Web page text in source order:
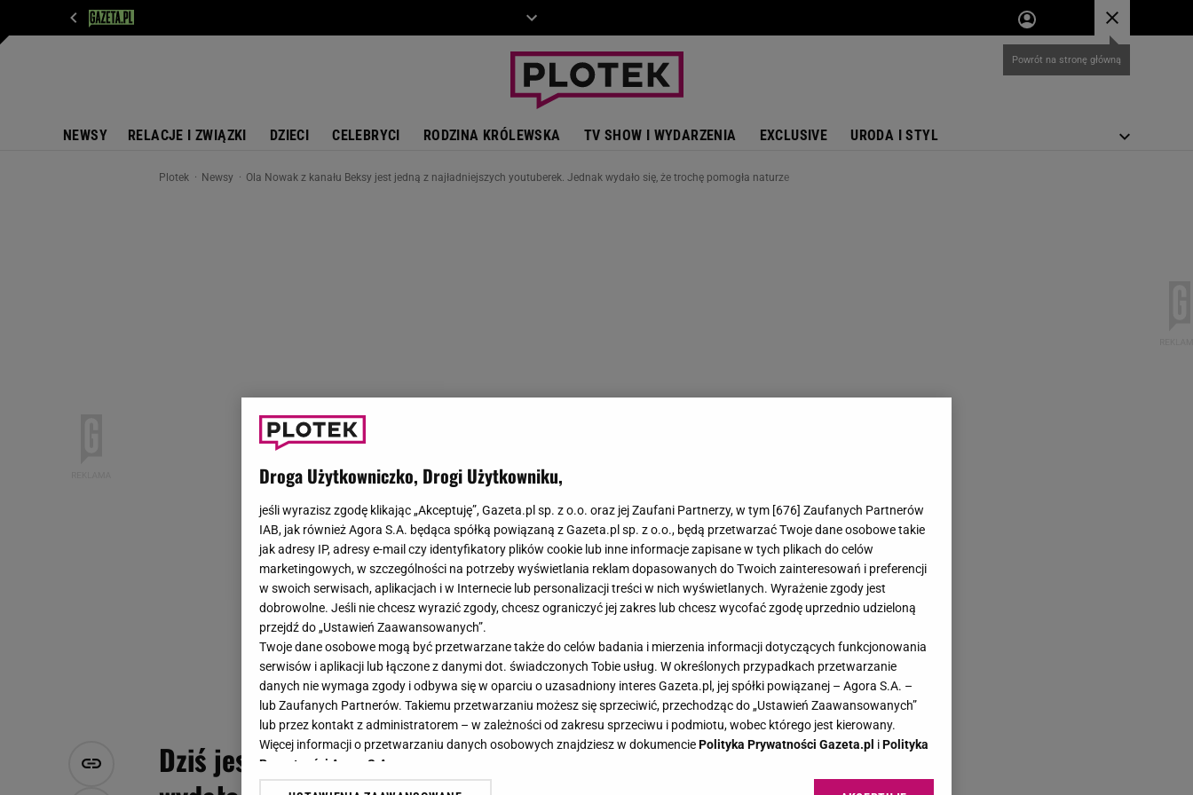
NEWSY RELACJE I ZWIĄZKI DZIECI CELEBRYCI RODZINA KRÓLEWSKA TV SHOW I WYDARZENIA EXCLUSIVE URODA I STYL
Plotek Newsy Ola Nowak z kanału Beksy jest jedną z najładniejszych youtuberek. Jednak wydało się, że trochę pomogła naturze
Dziś jest jedną z najładniejszych youtuberek. Jednak
Droga Użytkowniczko, Drogi Użytkowniku,
jeśli wyrazisz zgodę klikając „Akceptuję”, Gazeta.pl sp. z o.o. oraz jej Zaufani Partnerzy, w tym [676] Zaufanych Partnerów
IAB, jak również Agora S.A. będąca spółką powiązaną z Gazeta.pl sp. z o.o., będą przetwarzać Twoje dane osobowe takie
jak adresy IP, adresy e-mail czy identyfikatory plików cookie lub inne informacje zapisane w tych plikach do celów
marketingowych, w szczególności na potrzeby wyświetlania reklam dopasowanych do Twoich zainteresowań i preferencji
w swoich serwisach, aplikacjach i w Internecie lub personalizacji treści w nich wyświetlanych. Wyrażenie zgody jest
dobrowolne. Jeśli nie chcesz wyrazić zgody, chcesz ograniczyć jej zakres lub chcesz wycofać zgodę uprzednio udzieloną
przejdź do „Ustawień Zaawansowanych”.
Twoje dane osobowe mogą być przetwarzane także do celów badania i mierzenia informacji dotyczących funkcjonowania
serwisów i aplikacji lub łączone z danymi dot. świadczonych Tobie usług. W określonych przypadkach przetwarzanie
danych nie wymaga zgody i odbywa się w oparciu o uzasadniony interes Gazeta.pl, jej spółki powiązanej – Agora S.A. –
lub Zaufanych Partnerów. Takiemu przetwarzaniu możesz się sprzeciwić, przechodząc do „Ustawień Zaawansowanych”
lub przez kontakt z administratorem – w zależności od zakresu sprzeciwu i podmiotu, wobec którego jest kierowany.
Więcej informacji o przetwarzaniu danych osobowych znajdziesz w dokumenciePolityka Prywatności Gazeta.pl iPolityka
Prywatności Agora S.A.